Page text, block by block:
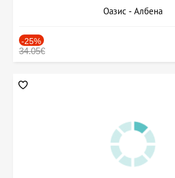
Оазис - Албена
-25%
34.05€